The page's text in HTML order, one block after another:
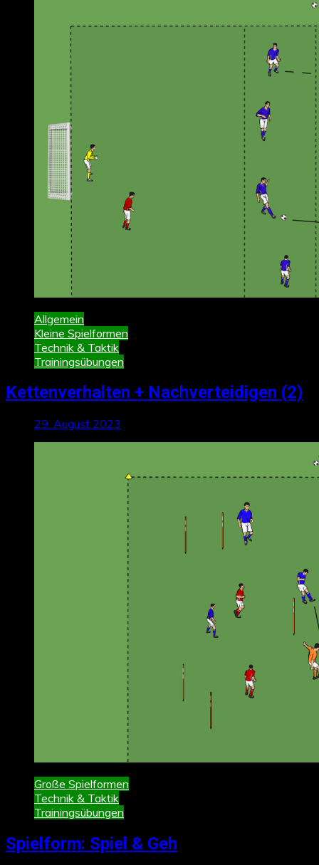
Allgemein
Kleine Spielformen
Technik & Taktik
Trainingsübungen
Kettenverhalten + Nachverteidigen (2)
29. August 2023
Große Spielformen
Technik & Taktik
Trainingsübungen
Spielform: Spiel & Geh